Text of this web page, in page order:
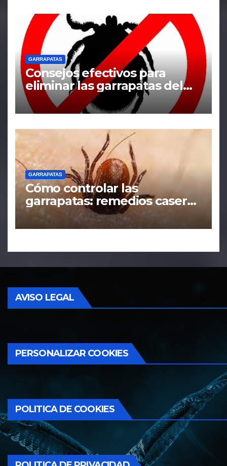
GARRAPATAS
Consejos efectivos para
eliminar las garrapatas del
hogar
GARRAPATAS
Cómo controlar las
garrapatas: remedios caseros
y tácticas efectivas
AVISO LEGAL
PERSONALIZAR COOKIES
POLITICA DE COOKIES